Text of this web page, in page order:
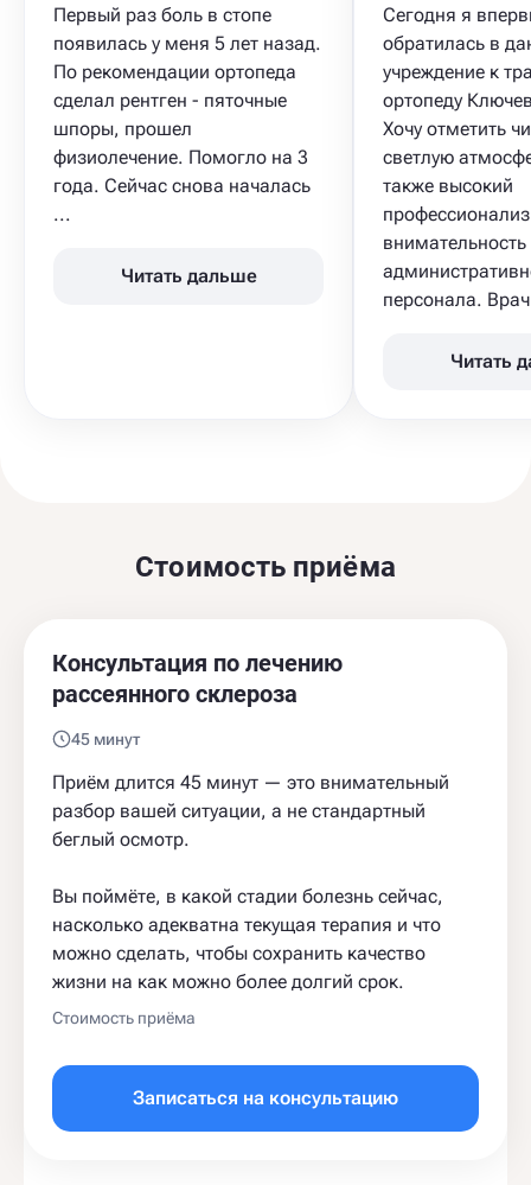
Первый раз боль в стопе
появилась у меня 5 лет назад.
По рекомендации ортопеда
сделал рентген - пяточные
шпоры, прошел
физиолечение. Помогло на 3
года. Сейчас снова началась
...
Читать дальше
Сегодня я
обратилась в
учреждение к
ортопеду
Хочу отметить
светлую
также высокий
внимательность
персонала.
Читать
Стоимость приёма
Консультация по лечению
рассеянного склероза
45 минут
Приём длится 45 минут — это внимательный
разбор вашей ситуации, а не стандартный
беглый осмотр.
Вы поймёте, в какой стадии болезнь сейчас,
насколько адекватна текущая терапия и что
можно сделать, чтобы сохранить качество
жизни на как можно более долгий срок.
Стоимость приёма
Записаться на консультацию